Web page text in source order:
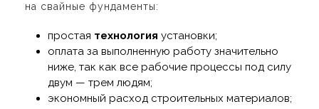
на свайные фундаменты:
простая технология установки;
оплата за выполненную работу значительно
ниже, так как все рабочие процессы под силу
двум — трем людям;
экономный расход строительных материалов;